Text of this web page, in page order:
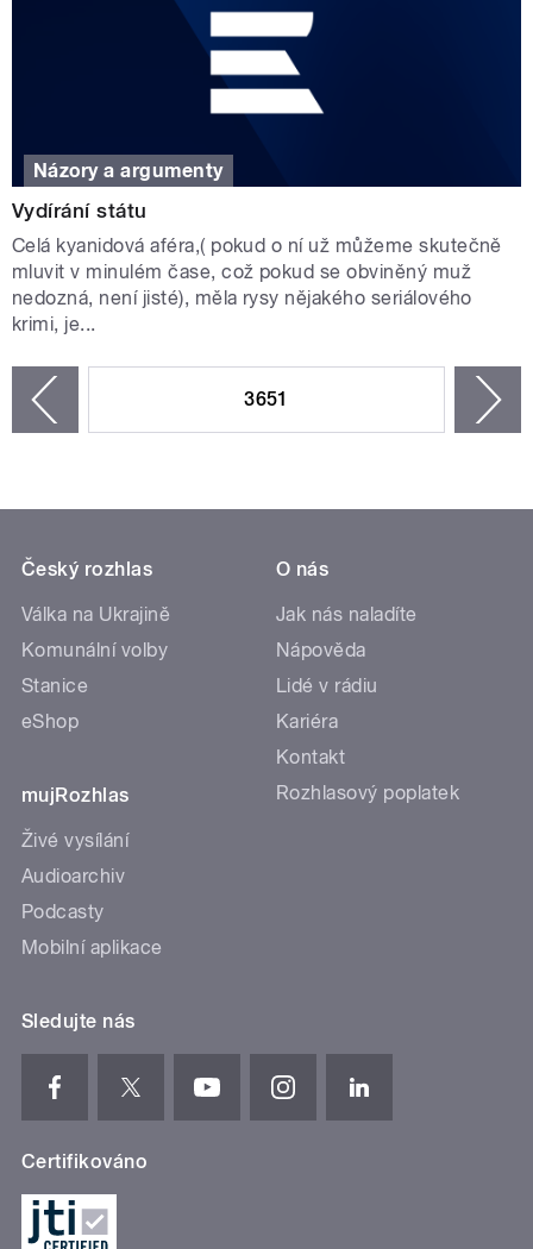
Názory a argumenty
Vydírání státu
Celá kyanidová aféra,( pokud o ní už můžeme skutečně
mluvit v minulém čase, což pokud se obviněný muž
nedozná, není jisté), měla rysy nějakého seriálového
krimi, je...
3651
Český rozhlas
Válka na Ukrajině
Komunální volby
Stanice
eShop
mujRozhlas
Živé vysílání
Audioarchiv
Podcasty
Mobilní aplikace
O nás
Jak nás naladíte
Nápověda
Lidé v rádiu
Kariéra
Kontakt
Rozhlasový poplatek
Sledujte nás
Certifikováno